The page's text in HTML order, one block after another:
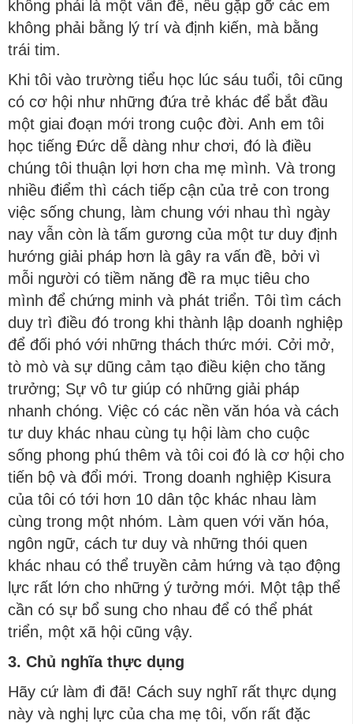
không phải là một vấn đề, nếu gặp gỡ các em
không phải bằng lý trí và định kiến, mà bằng
trái tim.
Khi tôi vào trường tiểu học lúc sáu tuổi, tôi cũng
có cơ hội như những đứa trẻ khác để bắt đầu
một giai đoạn mới trong cuộc đời. Anh em tôi
học tiếng Đức dễ dàng như chơi, đó là điều
chúng tôi thuận lợi hơn cha mẹ mình. Và trong
nhiều điểm thì cách tiếp cận của trẻ con trong
việc sống chung, làm chung với nhau thì ngày
nay vẫn còn là tấm gương của một tư duy định
hướng giải pháp hơn là gây ra vấn đề, bởi vì
mỗi người có tiềm năng đề ra mục tiêu cho
mình để chứng minh và phát triển. Tôi tìm cách
duy trì điều đó trong khi thành lập doanh nghiệp
để đối phó với những thách thức mới. Cởi mở,
tò mò và sự dũng cảm tạo điều kiện cho tăng
trưởng; Sự vô tư giúp có những giải pháp
nhanh chóng. Việc có các nền văn hóa và cách
tư duy khác nhau cùng tụ hội làm cho cuộc
sống phong phú thêm và tôi coi đó là cơ hội cho
tiến bộ và đổi mới. Trong doanh nghiệp Kisura
của tôi có tới hơn 10 dân tộc khác nhau làm
cùng trong một nhóm. Làm quen với văn hóa,
ngôn ngữ, cách tư duy và những thói quen
khác nhau có thể truyền cảm hứng và tạo động
lực rất lớn cho những ý tưởng mới. Một tập thể
cần có sự bổ sung cho nhau để có thể phát
triển, một xã hội cũng vậy.
3. Chủ nghĩa thực dụng
Hãy cứ làm đi đã! Cách suy nghĩ rất thực dụng
này và nghị lực của cha mẹ tôi, vốn rất đặc